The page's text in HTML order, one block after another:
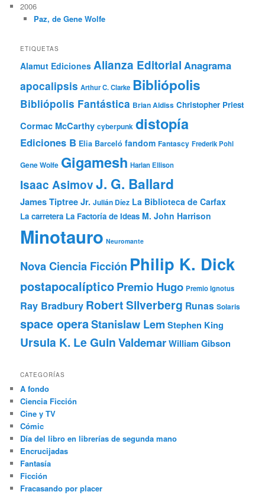
2006
Paz, de Gene Wolfe
ETIQUETAS
Alamut Ediciones Alianza Editorial Anagrama
apocalipsis Arthur C. Clarke Bibliópolis
Bibliópolis Fantástica Brian Aldiss Christopher Priest
Cormac McCarthy cyberpunk distopía
Ediciones B Elia Barceló fandom Fantascy Frederik Pohl
Gene Wolfe Gigamesh Harlan Ellison
Isaac AsimovJ. G. Ballard
James Tiptree Jr. Julián Díez La Biblioteca de Carfax
La carretera La Factoría de Ideas M. John Harrison
Minotauro Neuromante
Nova Ciencia Ficción Philip K. Dick
postapocalípticoPremio Hugo Premio Ignotus
Ray Bradbury Robert Silverberg Runas Solaris
space operaStanislaw Lem Stephen King
Ursula K. Le GuinValdemarWilliam Gibson
CATEGORÍAS
A fondo
Ciencia Ficción
Cine y TV
Cómic
Día del libro en librerías de segunda mano
Encrucijadas
Fantasía
Ficción
Fracasando por placer